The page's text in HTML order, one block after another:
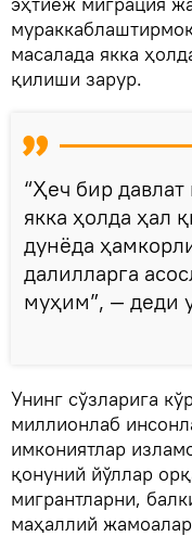
масалада якка
қилиши зарур.
“Ҳеч бир
якка ҳолда ҳал
дунёда
далилларга
муҳим”, — деди
Унинг сўзларига
миллионлаб
имкониятлар
қонуний йўллар
мигрантларни,
маҳаллий